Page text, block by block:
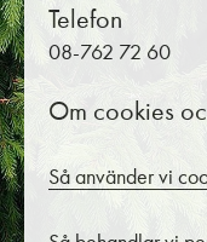
Telefon
08-762 72 60
Om cookies
Så använder vi